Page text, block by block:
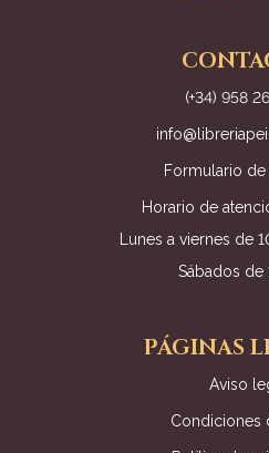
(+34) 958
Formulario
Horario de
Lunes a viernes de
Sábados de
PÁGINAS
Aviso
Condiciones